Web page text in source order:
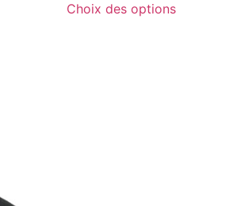
Choix des options